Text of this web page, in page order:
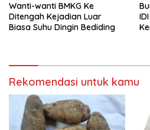
Wanti-wanti BMKG Ke
Ditengah Kejadian Luar
Biasa Suhu Dingin Bediding
Rekomendasi untuk kamu